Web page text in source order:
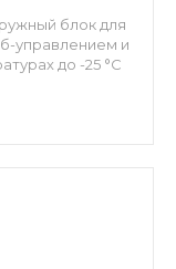
блок для
управлением и
до -25 °C